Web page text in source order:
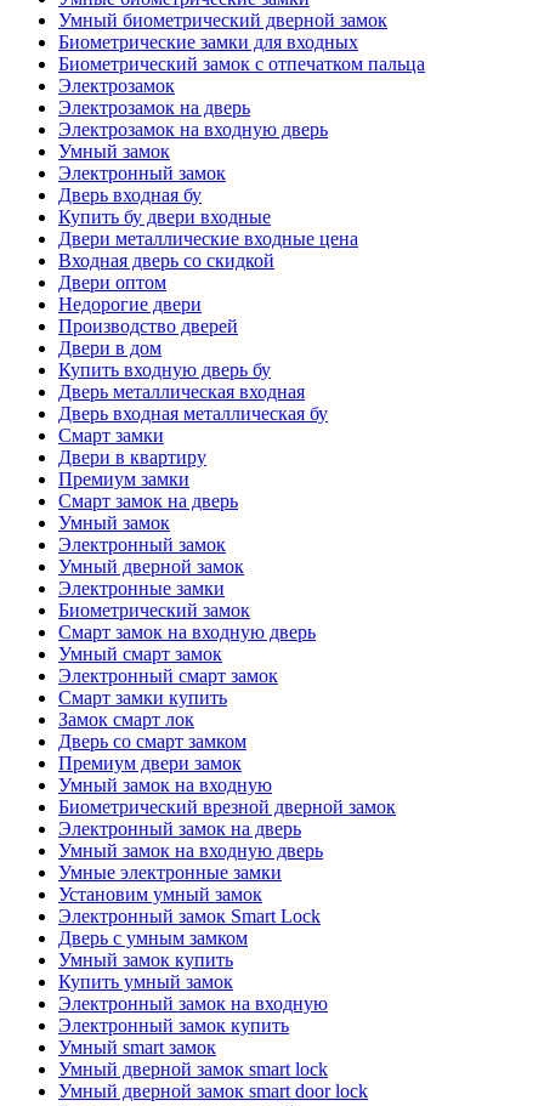
Умный биометрический дверной замок
Биометрические замки для входных
Биометрический замок с отпечатком пальца
Электрозамок
Электрозамок на дверь
Электрозамок на входную дверь
Умный замок
Электронный замок
Дверь входная бу
Купить бу двери входные
Двери металлические входные цена
Входная дверь со скидкой
Двери оптом
Недорогие двери
Производство дверей
Двери в дом
Купить входную дверь бу
Дверь металлическая входная
Дверь входная металлическая бу
Смарт замки
Двери в квартиру
Премиум замки
Смарт замок на дверь
Умный замок
Электронный замок
Умный дверной замок
Электронные замки
Биометрический замок
Смарт замок на входную дверь
Умный смарт замок
Электронный смарт замок
Смарт замки купить
Замок смарт лок
Дверь со смарт замком
Премиум двери замок
Умный замок на входную
Биометрический врезной дверной замок
Электронный замок на дверь
Умный замок на входную дверь
Умные электронные замки
Установим умный замок
Электронный замок Smart Lock
Дверь с умным замком
Умный замок купить
Купить умный замок
Электронный замок на входную
Электронный замок купить
Умный smart замок
Умный дверной замок smart lock
Умный дверной замок smart door lock